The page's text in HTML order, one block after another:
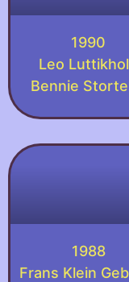
1990
Leo
Bennie
1988
Frans Klein